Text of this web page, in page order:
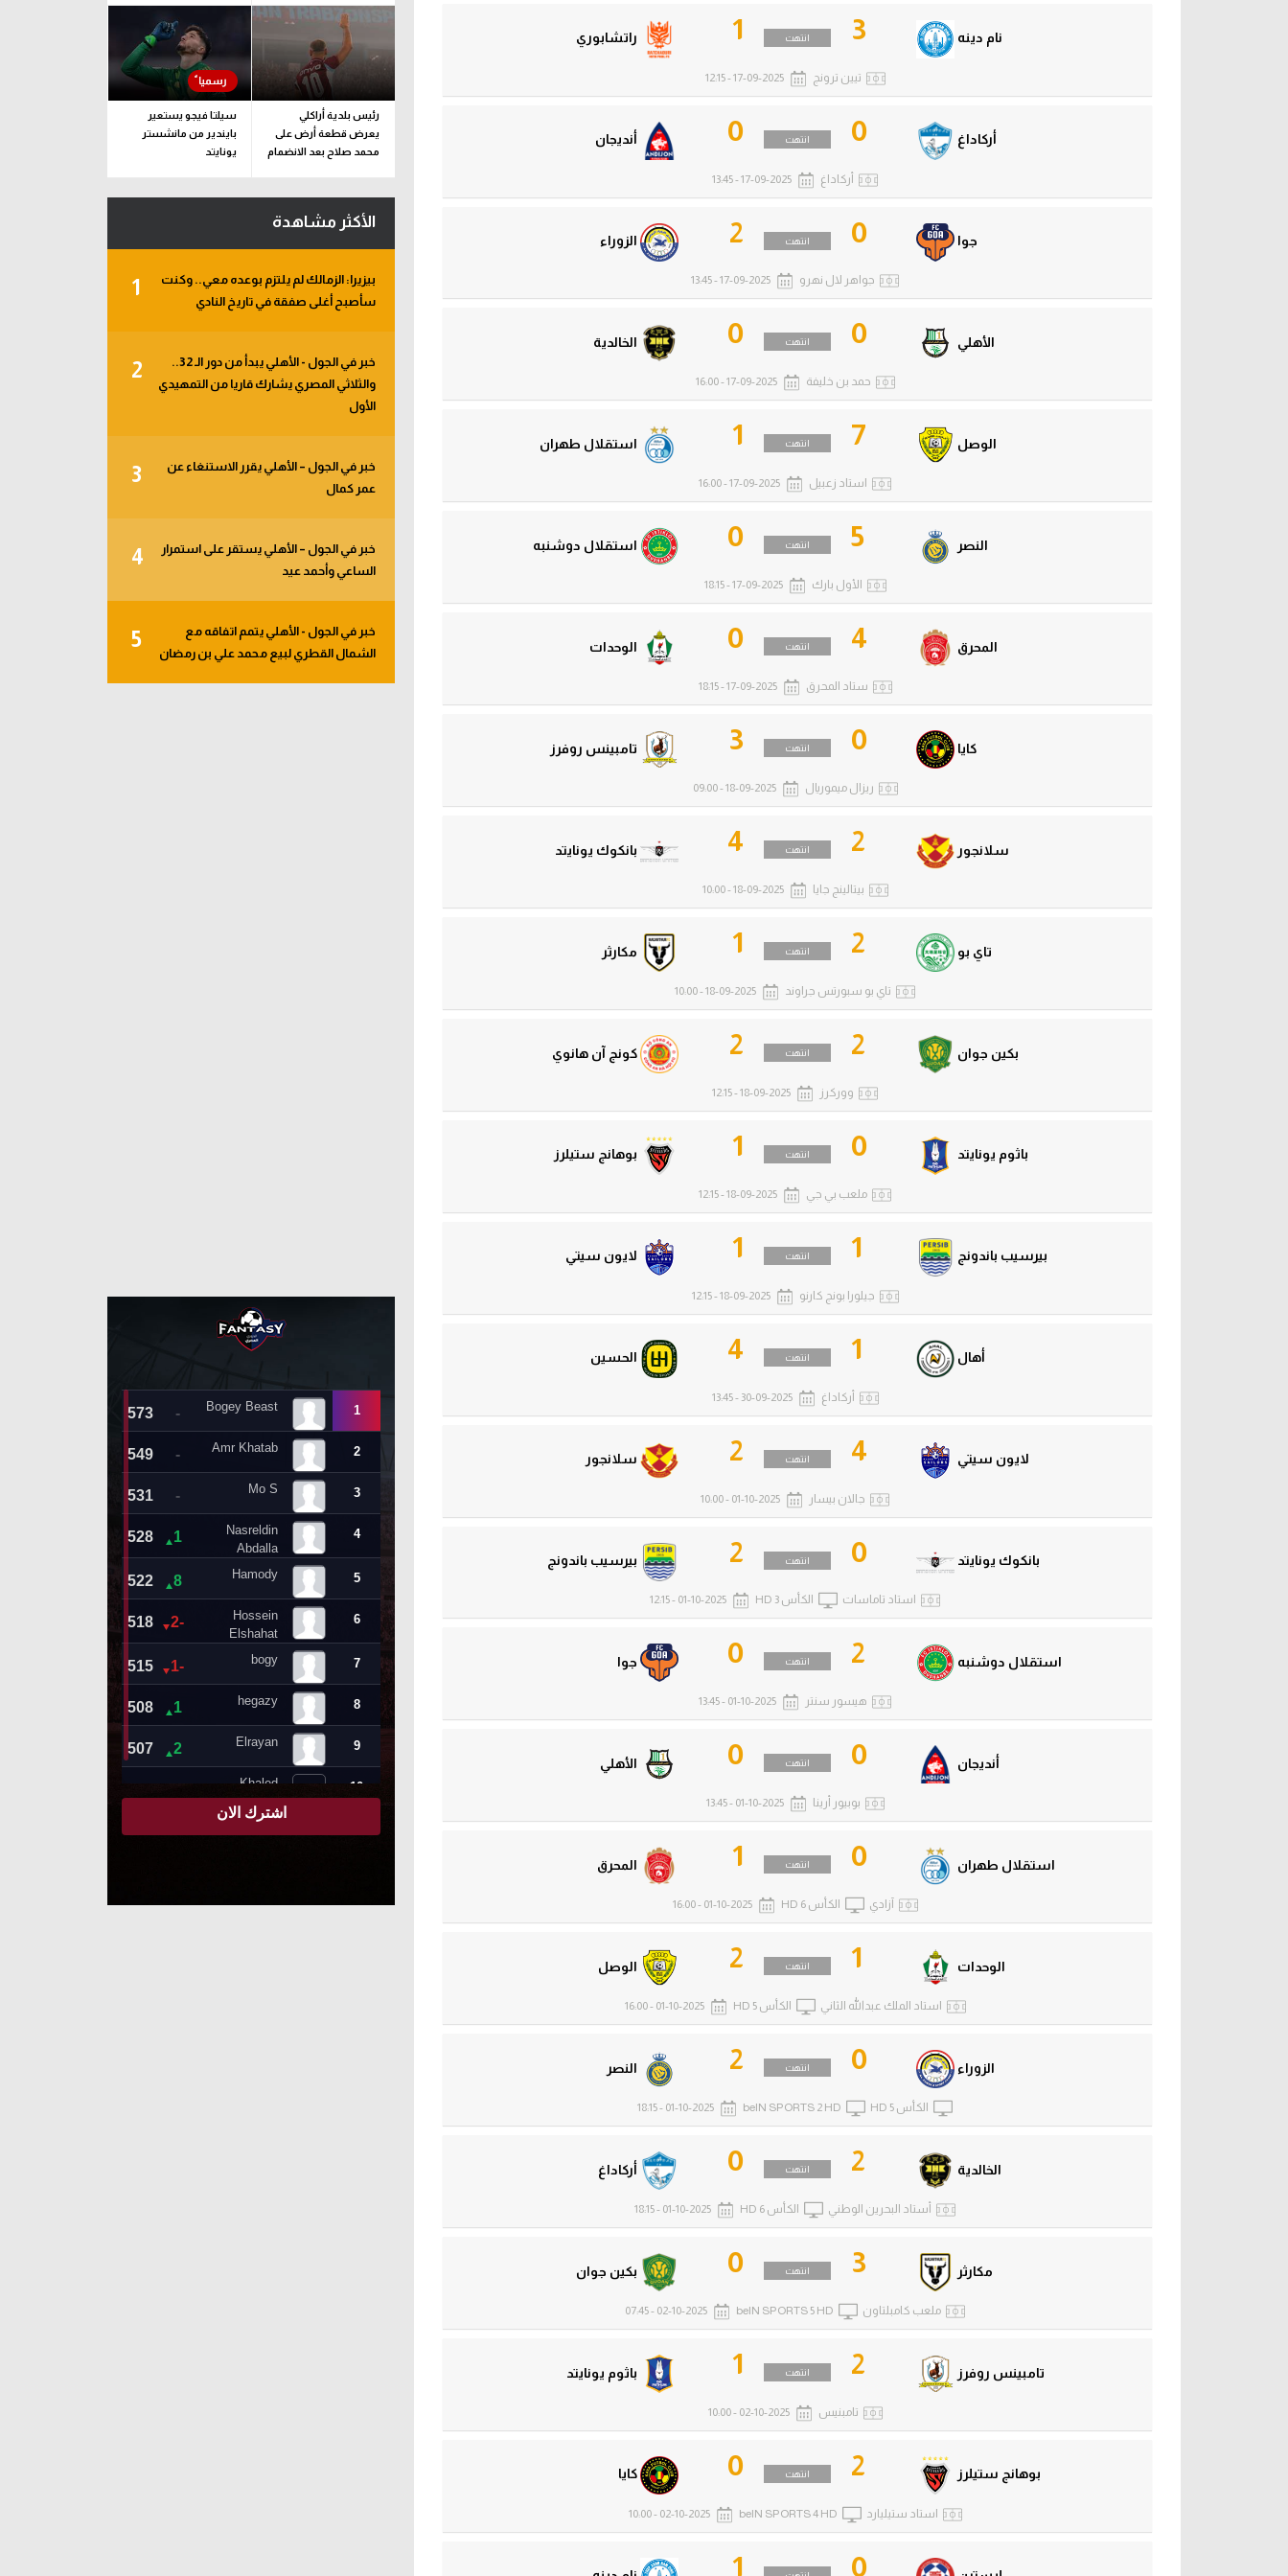
0
1
بوهانج ستيلرز 2 انتهت كايا 0
استاد ستيليارد beIN SPORTS 4 HD
02-10-2025 - 10:00
تامبينس روفرز 2 انتهت باثوم يونايتد 1
تامبنيس 02-10-2025 - 10:00
مكارثر 3 انتهت بكين جوان 0
ملعب كامبلتاون beIN SPORTS 5 HD
02-10-2025 - 07:45
الخالدية 2 انتهت أركاداغ 0
أستاد البحرين الوطني الكأس 6 HD 01-10-2025 - 18:15
الزوراء 0 انتهت النصر 2
الكأس 5 HD beIN SPORTS 2 HD
01-10-2025 - 18:15
الوحدات 1 انتهت الوصل 2
استاد الملك عبدالله الثاني الكأس 5 HD 01-10-2025 - 16:00
استقلال طهران 0 انتهت المحرق 1
آزادي الكأس 6 HD 01-10-2025 - 16:00
أنديجان 0 انتهت الأهلي 0
بوبيور أرينا 01-10-2025 - 13:45
استقلال دوشنبه 2 انتهت جوا 0
هيسور سنتر 01-10-2025 - 13:45
بانكوك يونايتد 0 انتهت بيرسيب باندونج 2
استاد تاماسات الكأس 3 HD 01-10-2025 - 12:15
لايون سيتي 4 انتهت سلانجور 2
جالان بيسار 01-10-2025 - 10:00
أهال 1 انتهت الحسين 4
أركاداغ 30-09-2025 - 13:45
بيرسيب باندونج 1 انتهت لايون سيتي 1
جيلورا بونج كارنو 18-09-2025 - 12:15
باثوم يونايتد 0 انتهت بوهانج ستيلرز 1
ملعب بي جي 18-09-2025 - 12:15
بكين جوان 2 انتهت كونج آن هانوي 2
ووركرز 18-09-2025 - 12:15
تاي بو 2 انتهت مكارثر 1
تاي بو سبورتس جراوند 18-09-2025 - 10:00
سلانجور 2 انتهت بانكوك يونايتد 4
بيتالينج جايا 18-09-2025 - 10:00
كايا 0 انتهت تامبينس روفرز 3
ريزال ميموريال 18-09-2025 - 09:00
المحرق 4 انتهت الوحدات 0
ستاد المحرق 17-09-2025 - 18:15
النصر 5 انتهت استقلال دوشنبه 0
الأول بارك 17-09-2025 - 18:15
الوصل 7 انتهت استقلال طهران 1
استاد زعبيل 17-09-2025 - 16:00
الأهلي 0 انتهت الخالدية 0
حمد بن خليفة 17-09-2025 - 16:00
جوا 0 انتهت الزوراء 2
جواهر لال نهرو 17-09-2025 - 13:45
أركاداغ 0 انتهت أنديجان 0
أركاداغ 17-09-2025 - 13:45
نام دينه 3 انتهت راتشابوري 1
تيين ترونج 17-09-2025 - 12:15
رئيس بلدية أراكلي
يعرض قطعة أرض على
محمد صلاح بعد الانضمام
سيلتا فيجو يستعير
بايندير من مانشستر
يونايتد
الأكثر مشاهدة
1
بيزيرا: الزمالك لم يلتزم بوعده معي.. وكنت
سأصبح أغلى صفقة في تاريخ النادي
2
خبر في الجول - الأهلي يبدأ من دور الـ 32..
والثلاثي المصري يشارك قاريا من التمهيدي
الأول
3
خبر في الجول – الأهلي يقرر الاستنغاء عن
عمر كمال
4
خبر في الجول – الأهلي يستقر على استمرار
الساعي وأحمد عيد
5
خبر في الجول - الأهلي يتمم اتفاقه مع
الشمال القطري لبيع محمد علي بن رمضان